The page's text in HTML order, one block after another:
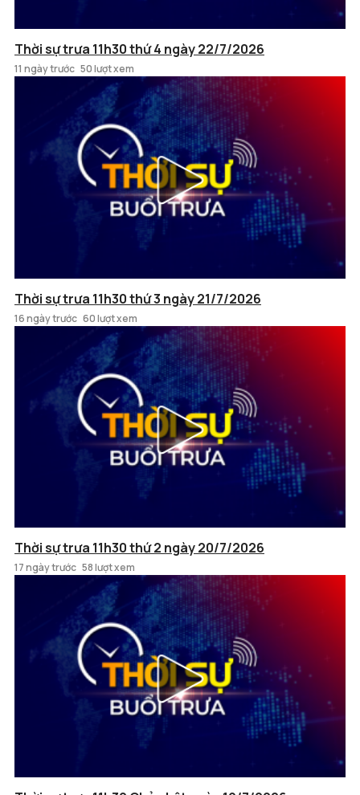
Thời sự trưa 11h30 thứ 4 ngày 22/7/2026
11 ngày trước 50 lượt xem
Thời sự trưa 11h30 thứ 3 ngày 21/7/2026
16 ngày trước 60 lượt xem
Thời sự trưa 11h30 thứ 2 ngày 20/7/2026
17 ngày trước 58 lượt xem